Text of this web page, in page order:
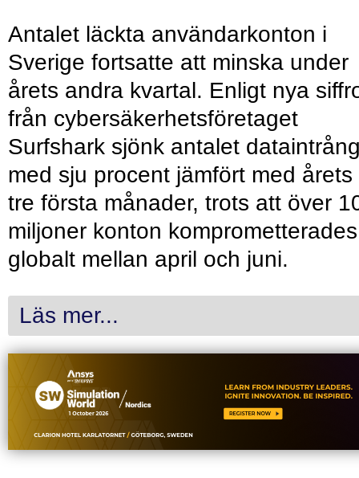
Antalet läckta användarkonton i
Sverige fortsatte att minska under
årets andra kvartal. Enligt nya
från cybersäkerhetsföretaget
Surfshark sjönk antalet
med sju procent jämfört med årets
tre första månader, trots att över
miljoner konton komprometterades
globalt mellan april och juni.
Läs mer...